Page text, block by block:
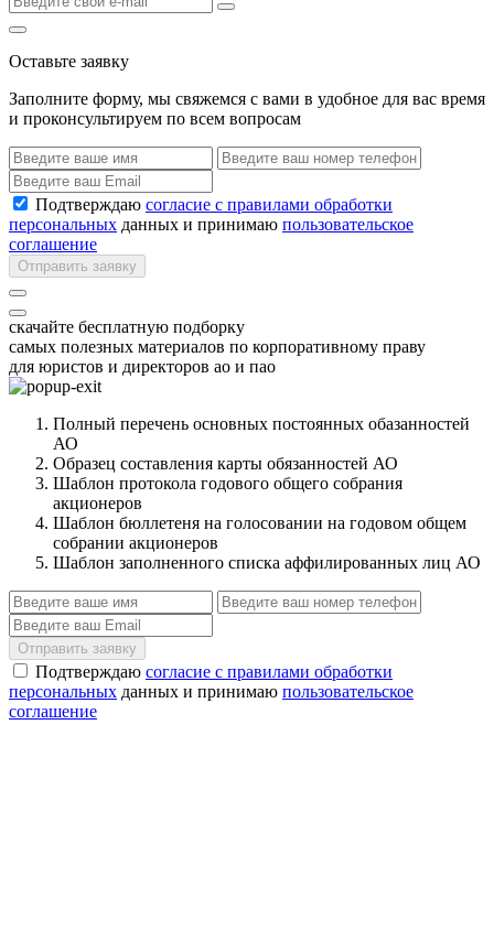
Оставьте заявку
Заполните форму, мы свяжемся с вами в удобное для вас время
и проконсультируем по всем вопросам
Подтверждаю согласие с правилами обработки
персональных данных и принимаю пользовательское
соглашение
Отправить заявку
скачайте бесплатную подборку
самых полезных материалов по корпоративному праву
для юристов и директоров ао и пао
Полный перечень основных постоянных обазанностей
АО
Образец составления карты обязанностей АО
Шаблон протокола годового общего собрания
акционеров
Шаблон бюллетеня на голосовании на годовом общем
собрании акционеров
Шаблон заполненного списка аффилированных лиц АО
Отправить заявку
Подтверждаю согласие с правилами обработки
персональных данных и принимаю пользовательское
соглашение